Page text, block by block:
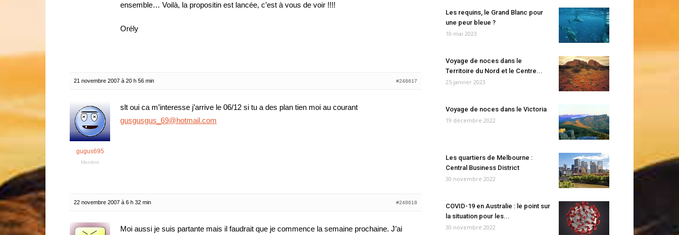
ensemble… Voilà, la propositin est lancée, c’est à vous de voir !!!!
Orély
21 novembre 2007 à 20 h 56 min #248617
gugus695
Membre
slt oui ca m’interesse j’arrive le 06/12 si tu a des plan tien moi au courant
gusgusgus_69@hotmail.com
22 novembre 2007 à 6 h 32 min #248618
Moi aussi je suis partante mais il faudrait que je commence la semaine prochaine. J’ai
Les requins, le Grand Blanc pour
une peur bleue ?
10 mai 2023
Voyage de noces dans le
Territoire du Nord et le Centre...
25 janvier 2023
Voyage de noces dans le Victoria
19 décembre 2022
Les quartiers de Melbourne :
Central Business District
30 novembre 2022
COVID-19 en Australie : le point sur
la situation pour les...
30 novembre 2022